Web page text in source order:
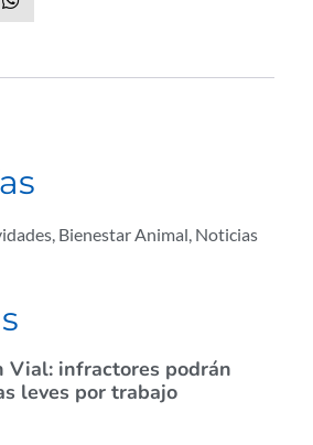
, Bienestar Animal, Noticias
Vial: infractores podrán
leves por trabajo